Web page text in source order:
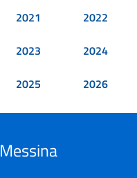
2021
2022
2023
2024
2025
2026